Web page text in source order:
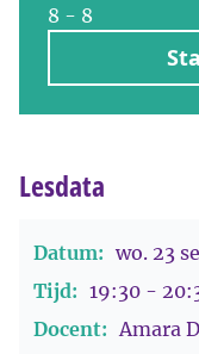
8 - 8
Lesdata
Datum: wo. 23
Tijd: 19:30 -
Docent: Amara